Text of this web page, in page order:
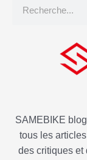
SAMEBIKE
tous les
des critiques et